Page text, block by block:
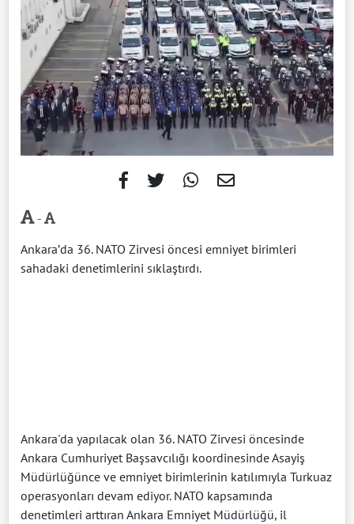
-
Ankara’da 36. NATO Zirvesi öncesi emniyet birimleri
sahadaki denetimlerini sıklaştırdı.
Ankara'da yapılacak olan 36. NATO Zirvesi öncesinde
Ankara Cumhuriyet Başsavcılığı koordinesinde Asayiş
Müdürlüğünce ve emniyet birimlerinin katılımıyla Turkuaz
operasyonları devam ediyor. NATO kapsamında
denetimleri arttıran Ankara Emniyet Müdürlüğü, il